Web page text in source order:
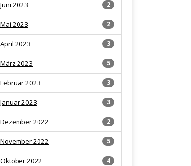
2
Juni 2023
2
Mai 2023
3
April 2023
5
März 2023
3
Februar 2023
3
Januar 2023
2
Dezember 2022
5
November 2022
4
Oktober 2022